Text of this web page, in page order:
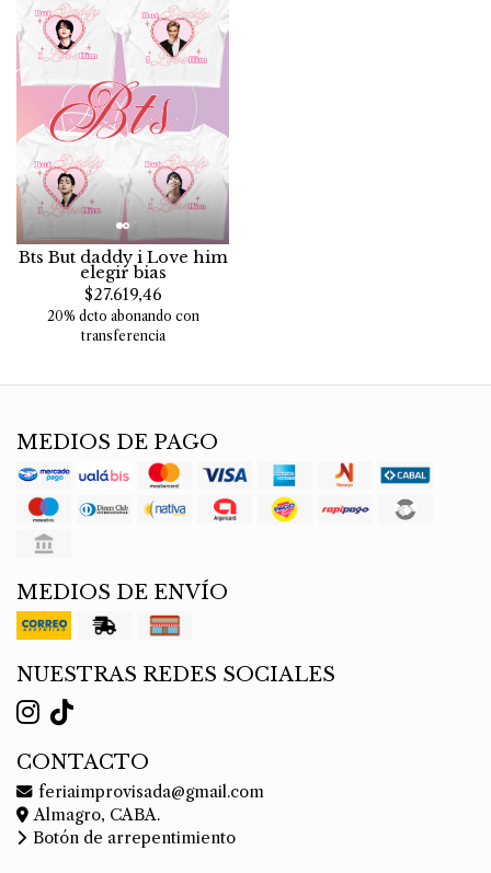
Bts But daddy i Love him
elegir bias
$27.619,46
20% dcto abonando con
transferencia
MEDIOS DE PAGO
MEDIOS DE ENVÍO
NUESTRAS REDES SOCIALES
CONTACTO
feriaimprovisada@gmail.com
Almagro, CABA.
Botón de arrepentimiento